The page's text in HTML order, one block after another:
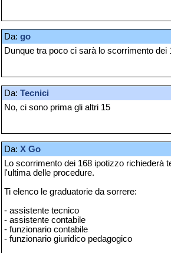
Da: go
Dunque tra poco ci sarà lo scorrimento dei
Da: Tecnici
No, ci sono prima gli altri 15
Da: X Go
Lo scorrimento dei 168 ipotizzo richiederà
l'ultima delle procedure.
Ti elenco le graduatorie da sorrere:
- assistente tecnico
- assistente contabile
- funzionario contabile
- funzionario giuridico pedagogico